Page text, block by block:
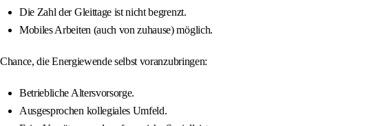
Die Zahl der Gleittage ist nicht begrenzt.
Mobiles Arbeiten (auch von zuhause) möglich.
Chance, die Energiewende selbst voranzubringen:
Betriebliche Altersvorsorge.
Ausgesprochen kollegiales Umfeld.